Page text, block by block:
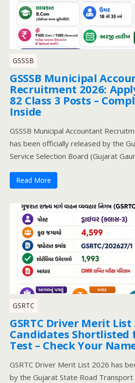
GSSSB
GSSSB Municipal
Recruitment 2026:
82 Class 3 Posts –
Inside
GSSSB Municipal Accountant
has been officially released by the
Service Selection Board (Gujarat
Read More
GSRTC
GSRTC Driver Merit List
Candidates Shortlisted
Test – Check Your
GSRTC Driver Merit List 2026 has
by the Gujarat State Road Transport